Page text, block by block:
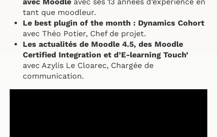
tant que moodleur.
Le best plugin of the month : Dynamics Cohort
avec Théo Potier, Chef de projet.
Les actualités de Moodle 4.5, des Moodle
Certified Integration et d’E-learning Touch’
avec Azylis Le Cloarec, Chargée de
communication.